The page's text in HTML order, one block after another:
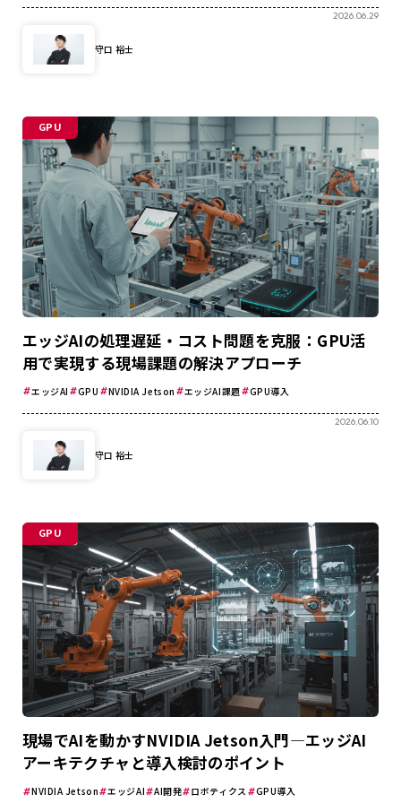
2026.06.29
守口 裕士
GPU
エッジAIの処理遅延・コスト問題を克服：GPU活
用で実現する現場課題の解決アプローチ
エッジAI GPU NVIDIA Jetson エッジAI課題 GPU導入
2026.06.10
守口 裕士
GPU
現場でAIを動かすNVIDIA Jetson入門―エッジAI
アーキテクチャと導入検討のポイント
NVIDIA Jetson エッジAI AI開発 ロボティクス GPU導入